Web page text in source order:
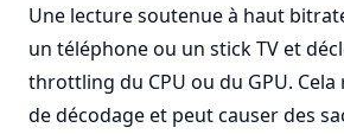
Une lecture soutenue à haut
un téléphone ou un stick TV et
throttling du CPU ou du GPU.
de décodage et peut causer des